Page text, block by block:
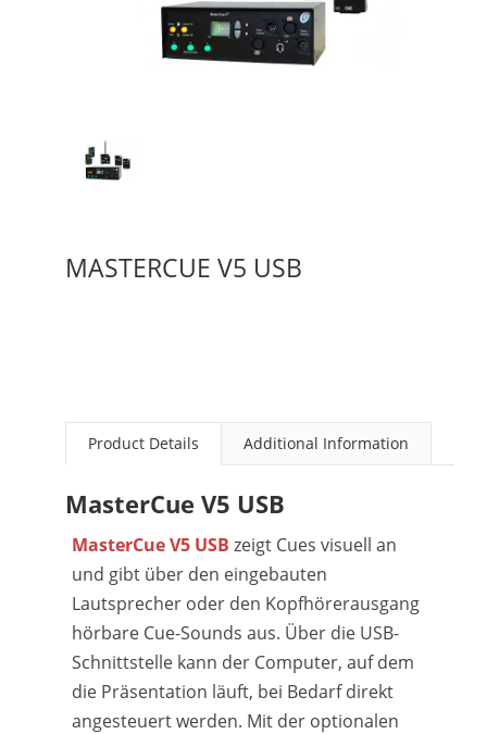
MASTERCUE V5 USB
Product Details Additional Information
MasterCue V5 USB
MasterCue V5 USB zeigt Cues visuell an
und gibt über den eingebauten
Lautsprecher oder den Kopfhörerausgang
hörbare Cue-Sounds aus. Über die USB-
Schnittstelle kann der Computer, auf dem
die Präsentation läuft, bei Bedarf direkt
angesteuert werden. Mit der optionalen